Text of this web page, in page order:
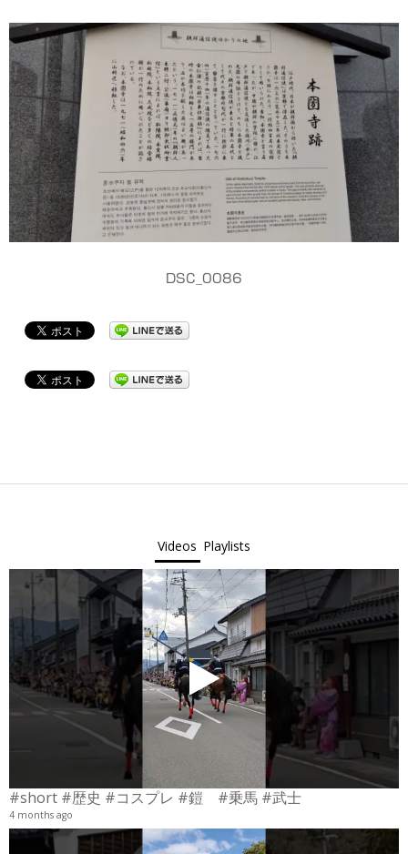
DSC_0086
Videos Playlists
#short #歴史 #コスプレ #鎧 #乗馬 #武士
4 months ago